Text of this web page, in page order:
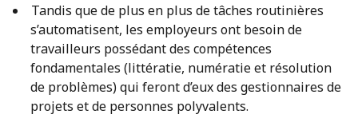
Tandis que de plus en plus de tâches routinières
s’automatisent, les employeurs ont besoin de
travailleurs possédant des compétences
fondamentales (littératie, numératie et résolution
de problèmes) qui feront d’eux des gestionnaires de
projets et de personnes polyvalents.